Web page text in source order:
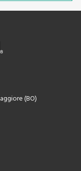
(BO)